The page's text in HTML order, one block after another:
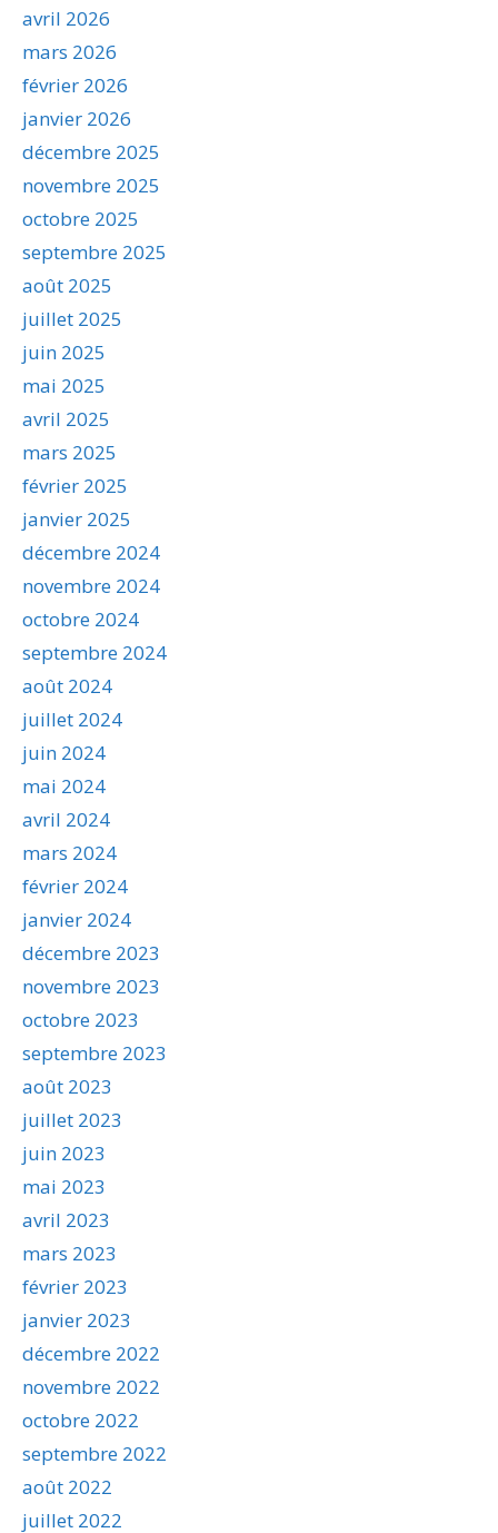
avril 2026
mars 2026
février 2026
janvier 2026
décembre 2025
novembre 2025
octobre 2025
septembre 2025
août 2025
juillet 2025
juin 2025
mai 2025
avril 2025
mars 2025
février 2025
janvier 2025
décembre 2024
novembre 2024
octobre 2024
septembre 2024
août 2024
juillet 2024
juin 2024
mai 2024
avril 2024
mars 2024
février 2024
janvier 2024
décembre 2023
novembre 2023
octobre 2023
septembre 2023
août 2023
juillet 2023
juin 2023
mai 2023
avril 2023
mars 2023
février 2023
janvier 2023
décembre 2022
novembre 2022
octobre 2022
septembre 2022
août 2022
juillet 2022